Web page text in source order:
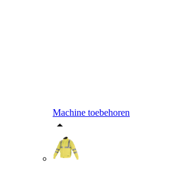
Machine toebehoren